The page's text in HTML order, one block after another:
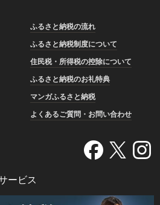
ふるさと納税の流れ
ふるさと納税制度について
住民税・所得税の控除について
ふるさと納税のお礼特典
マンガふるさと納税
よくあるご質問・お問い合わせ
ービス